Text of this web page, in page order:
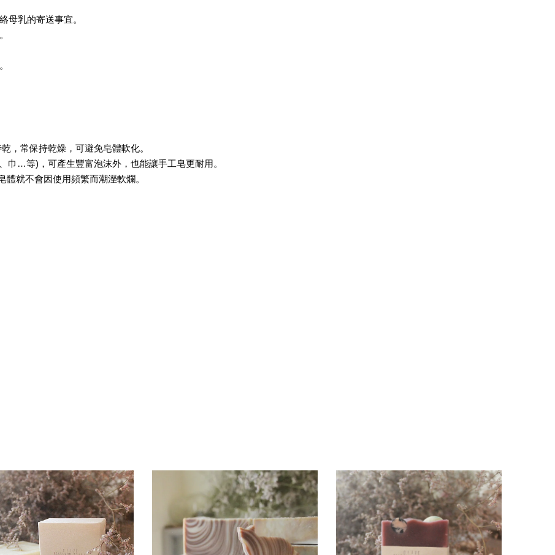
母乳的寄送事宜。
，常保持乾燥，可避免皂體軟化。
巾…等)，可產生豐富泡沫外，也能讓手工皂更耐用。
就不會因使用頻繁而潮溼軟爛。